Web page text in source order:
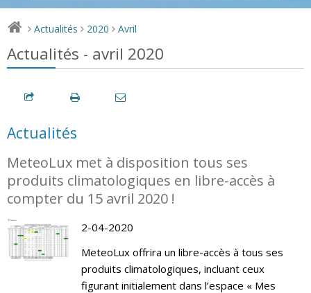
> Actualités > 2020 > Avril
Actualités - avril 2020
Actualités
MeteoLux met à disposition tous ses
produits climatologiques en libre-accès à
compter du 15 avril 2020 !
2-04-2020
MeteoLux offrira un libre-accès à tous ses
produits climatologiques, incluant ceux
figurant initialement dans l’espace « Mes